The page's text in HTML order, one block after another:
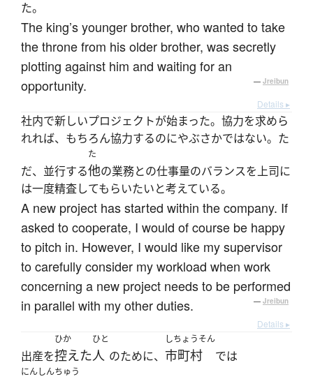
た。
The king’s younger brother, who wanted to take
the throne from his older brother, was secretly
plotting against him and waiting for an
opportunity.
— Jreibun
Details ▸
社内で新しいプロジェクトが始まった。協力を求めら
れれば、もちろん協力するのにやぶさかではない。た
だ、並行する
た
他の業務との仕事量のバランスを上司に
は一度精査してもらいたいと考えている。
A new project has started within the company. If
asked to cooperate, I would of course be happy
to pitch in. However, I would like my supervisor
to carefully consider my workload when work
concerning a new project needs to be performed
in parallel with my other duties.
— Jreibun
Details ▸
出産を
ひか
控えた
ひと
人 のために、
しちょうそん
市町村 では
にんしんちゅう